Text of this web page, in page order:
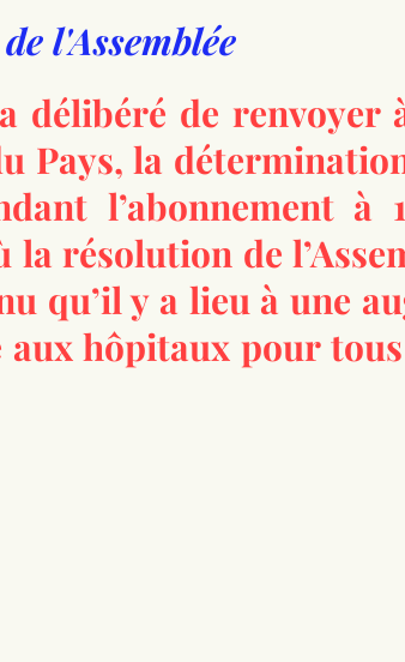
l'Assemblée
a délibéré de
Pays, la
l’abonnement à
la résolution de
qu’il y a lieu à une
aux hôpitaux pour